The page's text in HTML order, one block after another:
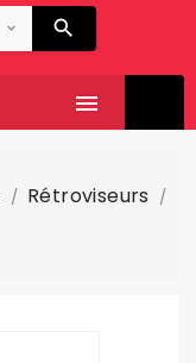

Rétroviseurs